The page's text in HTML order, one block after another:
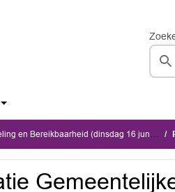
en Bereikbaarheid (dinsdag 16 juni 2026)